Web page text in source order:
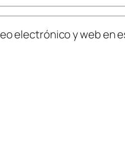
electrónico y web en